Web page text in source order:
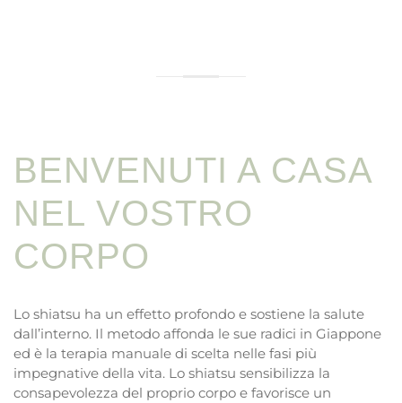
BENVENUTI A CASA
NEL VOSTRO
CORPO
Lo shiatsu ha un effetto profondo e sostiene la salute
dall’interno. Il metodo affonda le sue radici in Giappone
ed è la terapia manuale di scelta nelle fasi più
impegnative della vita. Lo shiatsu sensibilizza la
consapevolezza del proprio corpo e favorisce un